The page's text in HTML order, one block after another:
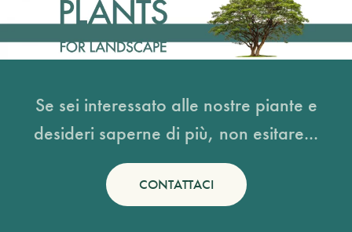
Se sei interessato alle nostre piante e
desideri saperne di più, non esitare...
CONTATTACI